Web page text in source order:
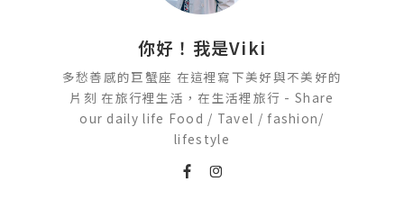
你好！我是Viki
多愁善感的巨蟹座 在這裡寫下美好與不美好的
片刻 在旅行裡生活，在生活裡旅行 - Share
our daily life Food / Tavel / fashion/
lifestyle